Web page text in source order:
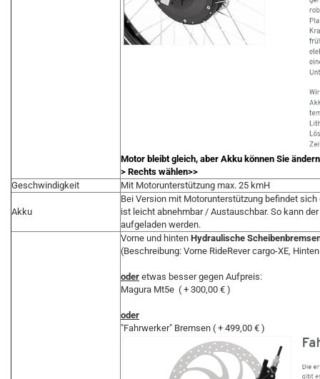
Motor bleibt gleich, aber Akku können Sie
> Rechts wählen>>
Geschwindigkeit
Mit Motorunterstützung max. 25 kmH
Akku
Bei Version mit Motorunterstützung befindet sich
ist leicht abnehmbar / Austauschbar. So kann
aufgeladen werden.
Vorne und hinten Hydraulische
(Beschreibung: Vorne RideRever cargo-XE,
oder etwas besser gegen Aufpreis:
Magura Mt5e ( + 300,00 € )
oder
"Fahrwerker" Bremsen ( + 499,00 € )